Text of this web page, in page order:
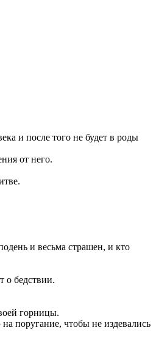
и после того не будет в роды
от него.
и весьма страшен, и кто
о бедствии.
горницы.
поругание, чтобы не издевались